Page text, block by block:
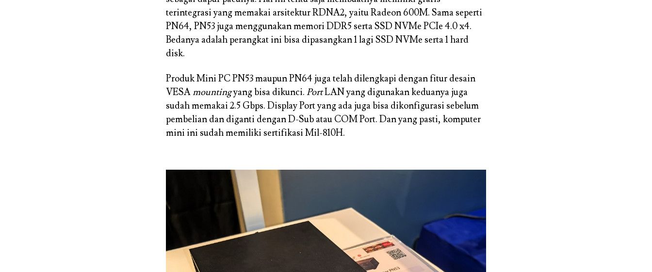
terintegrasi yang memakai arsitektur RDNA2, yaitu Radeon 600M. Sama seperti
PN64, PN53 juga menggunakan memori DDR5 serta SSD NVMe PCIe 4.0 x4.
Bedanya adalah perangkat ini bisa dipasangkan 1 lagi SSD NVMe serta 1 hard
disk.
Produk Mini PC PN53 maupun PN64 juga telah dilengkapi dengan fitur desain
VESA mountingyang bisa dikunci. PortLAN yang digunakan keduanya juga
sudah memakai 2.5 Gbps. Display Port yang ada juga bisa dikonfigurasi sebelum
pembelian dan diganti dengan D-Sub atau COM Port. Dan yang pasti, komputer
mini ini sudah memiliki sertifikasi Mil-810H.